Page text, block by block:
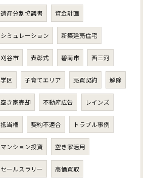
遺産分割協議書 資金計画
シミュレーション 新築建売住宅
刈谷市 表彰式 碧南市 西三河
学区 子育てエリア 売買契約 解除
空き家売却 不動産広告 レインズ
抵当権 契約不適合 トラブル事例
マンション投資 空き家活用
セールスラリー 高価買取